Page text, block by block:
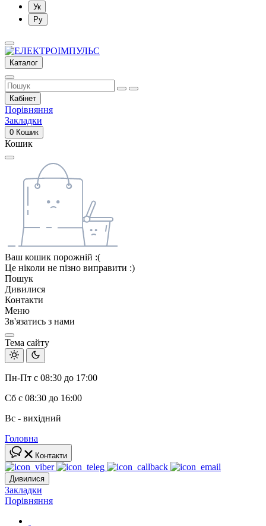
Ук
Ру
Каталог
Кабінет
Порівняння
Закладки
0 Кошик
Кошик
Ваш кошик порожній :(
Це ніколи не пізно виправити :)
Пошук
Дивилися
Контакти
Меню
Зв'язатись з нами
Тема сайту
Пн-Пт с 08:30 до 17:00
Сб с 08:30 до 16:00
Вс - вихідний
Головна
Контакти
Дивилися
Закладки
Порівняння